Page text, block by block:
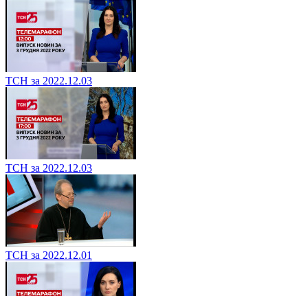
ТСН за 2022.12.03
ТСН за 2022.12.03
ТСН за 2022.12.01